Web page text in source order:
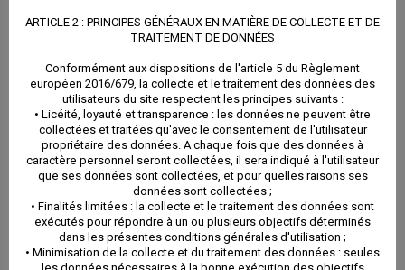
valeurs, à la prochaine AG il faudra renvoyer l’un ou
l’autre à votreSyndic! Si vous renvoyez les 2 c’est le
pouvoir qui sera pris en considération.
RETOUR AUX ACTUALITÉS
Le 27 juillet 2020 à 15:19 | Actus,infos pratiques
ARTICLE 2 : PRINCIPES GÉNÉRAUX EN MATIÈRE DE COLLECTE ET DE
TRAITEMENT DE DONNÉES
Conformément aux dispositions de l'article 5 du Règlement
européen 2016/679, la collecte et le traitement des données des
utilisateurs du site respectent les principes suivants :
• Licéité, loyauté et transparence : les données ne peuvent être
collectées et traitées qu'avec le consentement de l'utilisateur
propriétaire des données. A chaque fois que des données à
caractère personnel seront collectées, il sera indiqué à l'utilisateur
que ses données sont collectées, et pour quelles raisons ses
données sont collectées ;
• Finalités limitées : la collecte et le traitement des données sont
exécutés pour répondre à un ou plusieurs objectifs déterminés
dans les présentes conditions générales d'utilisation ;
• Minimisation de la collecte et du traitement des données : seules